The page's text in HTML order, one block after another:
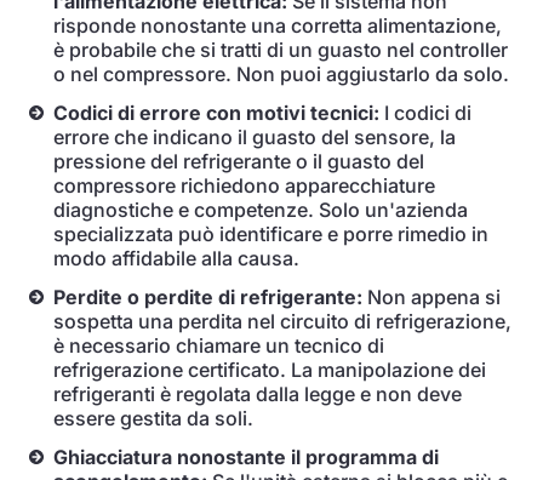
risponde nonostante una corretta alimentazione,
è probabile che si tratti di un guasto nel controller
o nel compressore. Non puoi aggiustarlo da solo.
Codici di errore con motivi tecnici: I codici di
errore che indicano il guasto del sensore, la
pressione del refrigerante o il guasto del
compressore richiedono apparecchiature
diagnostiche e competenze. Solo un'azienda
specializzata può identificare e porre rimedio in
modo affidabile alla causa.
Perdite o perdite di refrigerante: Non appena si
sospetta una perdita nel circuito di refrigerazione,
è necessario chiamare un tecnico di
refrigerazione certificato. La manipolazione dei
refrigeranti è regolata dalla legge e non deve
essere gestita da soli.
Ghiacciatura nonostante il programma di